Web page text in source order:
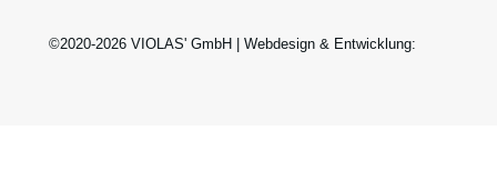
©2020-2026 VIOLAS' GmbH | Webdesign & Entwicklung: